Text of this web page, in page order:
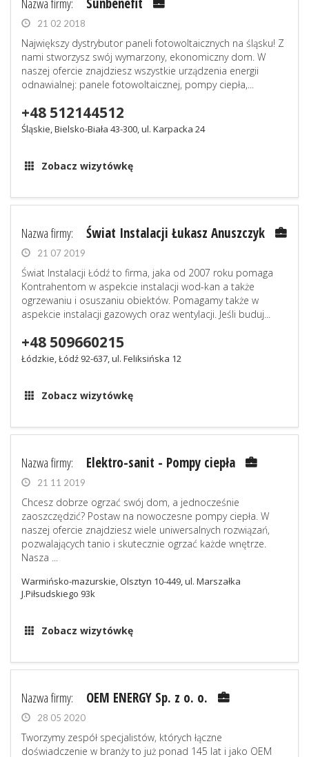
21 02 2018
Największy dystrybutor paneli fotowoltaicznych na śląsku! Z
nami stworzysz swój wymarzony, ekonomiczny dom. W
naszej ofercie znajdziesz wszystkie urządzenia energii
odnawialnej: panele fotowoltaicznej, pompy ciepła,...
+48 512144512
Śląskie, Bielsko-Biała 43-300, ul. Karpacka 24
Zobacz wizytówkę
Nazwa firmy: Świat Instalacji Łukasz Anuszczyk
21 07 2019
Świat Instalacji Łódź to firma, jaka od 2007 roku pomaga
Kontrahentom w aspekcie instalacji wod-kan a także
ogrzewaniu i osuszaniu obiektów. Pomagamy także w
aspekcie instalacji gazowych oraz wentylacji. Jeśli buduj...
+48 509660215
Łódzkie, Łódź 92-637, ul. Feliksińska 12
Zobacz wizytówkę
Nazwa firmy: Elektro-sanit - Pompy ciepła
21 11 2019
Chcesz dobrze ogrzać swój dom, a jednocześnie
zaoszczędzić? Postaw na nowoczesne pompy ciepła. W
naszej ofercie znajdziesz wiele uniwersalnych rozwiązań,
pozwalających tanio i skutecznie ogrzać każde wnętrze.
Nasza ...
Warmińsko-mazurskie, Olsztyn 10-449, ul. Marszałka
J.Piłsudskiego 93k
Zobacz wizytówkę
Nazwa firmy: OEM ENERGY Sp. z o. o.
28 05 2020
Tworzymy zespół specjalistów, których łączne
doświadczenie w branży to już ponad 145 lat i jako OEM